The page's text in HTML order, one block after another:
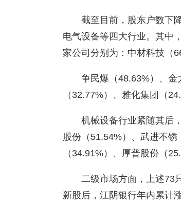
截至目前，股东户数下
电气设备等四大行业。其中
家公司分别为：中材科技（
争民爆（48.63%）、金
（32.77%）、雅化集团（
机械设备行业紧随其后
股份（51.54%）、武进不
（34.91%）、厚普股份（
二级市场方面，上述73
新股后，江阴银行年内累计